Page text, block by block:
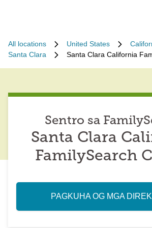
All locations United States
Santa Clara
Santa Clara California
Sentro sa
Santa Clara
FamilySearch
PAGKUHA OG MGA